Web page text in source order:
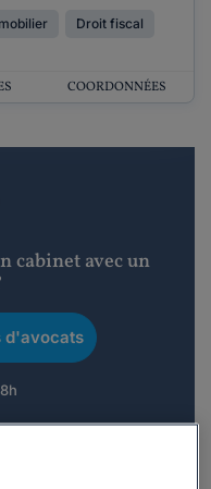
Droit fiscal
COORDONNÉES
cabinet avec un
d'avocats